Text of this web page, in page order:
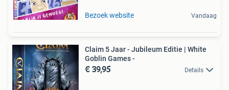
Bezoek website Vandaag
Claim 5 Jaar - Jubileum Editie | White
Goblin Games -
€ 39,95 Details